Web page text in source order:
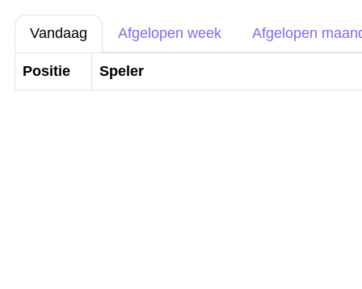
Vandaag Afgelopen week Afgelopen
Positie Speler